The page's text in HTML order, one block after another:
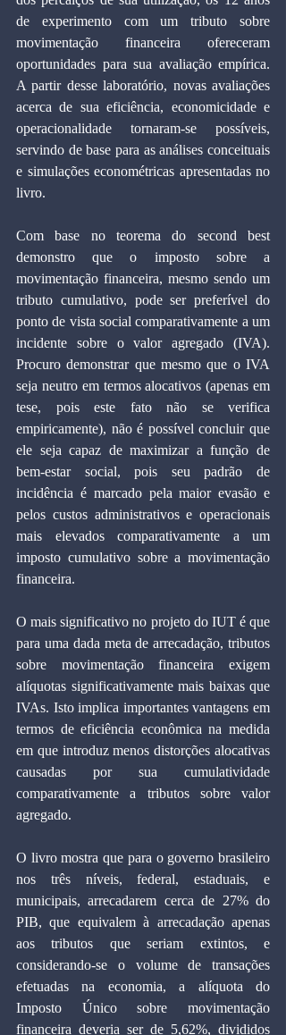
de experimento com um tributo sobre
movimentação financeira ofereceram
oportunidades para sua avaliação empírica.
A partir desse laboratório, novas avaliações
acerca de sua eficiência, economicidade e
operacionalidade tornaram-se possíveis,
servindo de base para as análises conceituais
e simulações econométricas apresentadas no
livro.
Com base no teorema do second best
demonstro que o imposto sobre a
movimentação financeira, mesmo sendo um
tributo cumulativo, pode ser preferível do
ponto de vista social comparativamente a um
incidente sobre o valor agregado (IVA).
Procuro demonstrar que mesmo que o IVA
seja neutro em termos alocativos (apenas em
tese, pois este fato não se verifica
empiricamente), não é possível concluir que
ele seja capaz de maximizar a função de
bem-estar social, pois seu padrão de
incidência é marcado pela maior evasão e
pelos custos administrativos e operacionais
mais elevados comparativamente a um
imposto cumulativo sobre a movimentação
financeira.
O mais significativo no projeto do IUT é que
para uma dada meta de arrecadação, tributos
sobre movimentação financeira exigem
alíquotas significativamente mais baixas que
IVAs. Isto implica importantes vantagens em
termos de eficiência econômica na medida
em que introduz menos distorções alocativas
causadas por sua cumulatividade
comparativamente a tributos sobre valor
agregado.
O livro mostra que para o governo brasileiro
nos três níveis, federal, estaduais, e
municipais, arrecadarem cerca de 27% do
PIB, que equivalem à arrecadação apenas
aos tributos que seriam extintos, e
considerando-se o volume de transações
efetuadas na economia, a alíquota do
Imposto Único sobre movimentação
financeira deveria ser de 5,62%, divididos